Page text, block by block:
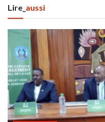
Lire_ aussi